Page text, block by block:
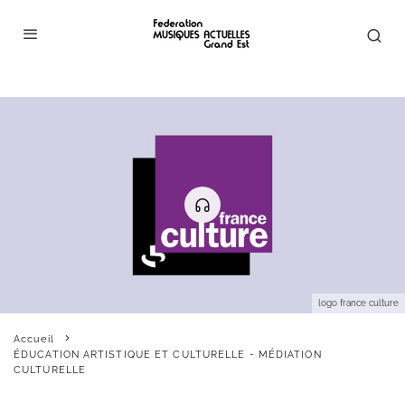
logo france culture
Accueil
ÉDUCATION ARTISTIQUE ET CULTURELLE - MÉDIATION
CULTURELLE